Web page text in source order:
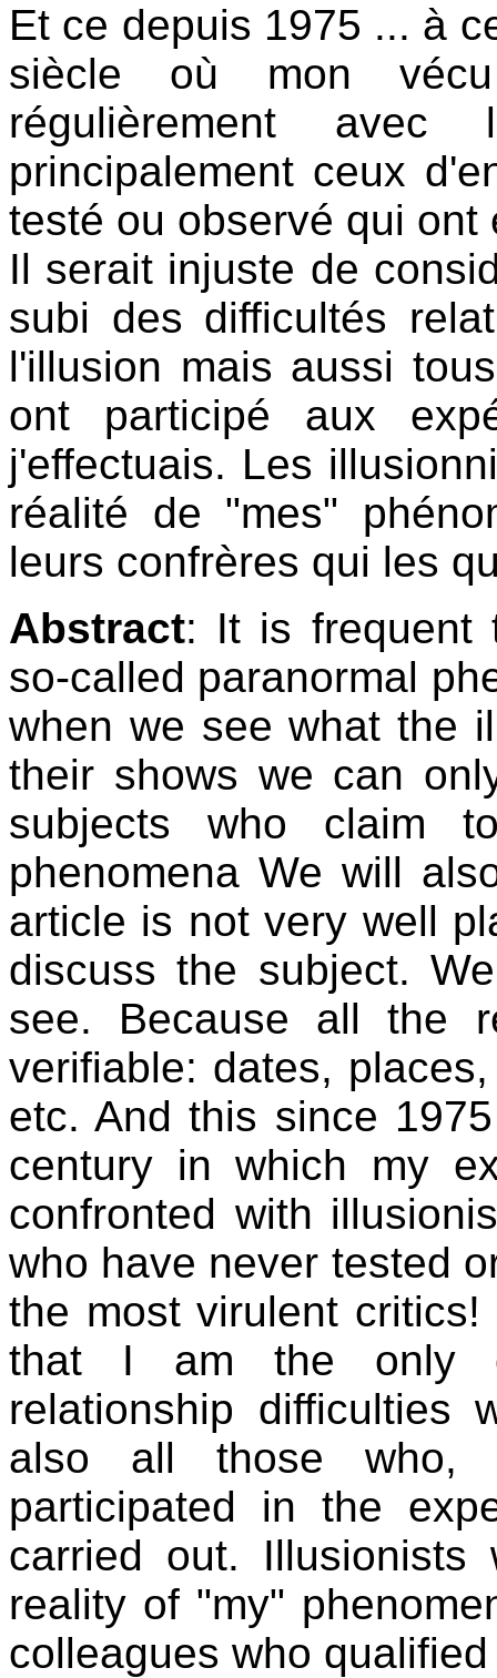
Et ce depuis 1975 ... à
siècle où mon
régulièrement
principalement ceux
testé ou observé qui
Il serait injuste de
subi des difficultés
l'illusion mais aussi
ont participé aux
j'effectuais. Les
réalité de "mes"
leurs confrères qui les
Abstract: It is frequent
so-called paranormal
when we see what the
their shows we can
subjects who claim
phenomena We will
article is not very well
discuss the subject.
see. Because all the
verifiable: dates,
etc. And this since
century in which my
confronted with
who have never tested
the most virulent
that I am the only
relationship difficulties
also all those who,
participated in the
carried out.
reality of "my"
colleagues who